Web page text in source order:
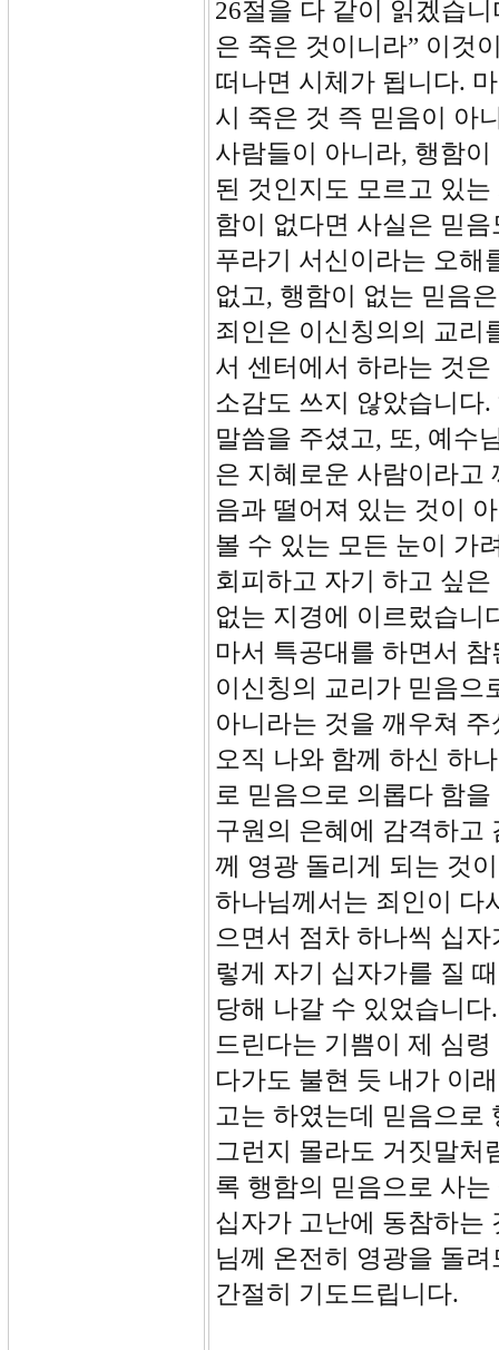
26절을 다 같이 읽겠습
은 죽은 것이니라” 이것
떠나면 시체가 됩니다.
시 죽은 것 즉 믿음이 아
사람들이 아니라, 행함
된 것인지도 모르고 있
함이 없다면 사실은 믿
푸라기 서신이라는 오해
없고, 행함이 없는 믿음
죄인은 이신칭의의 교리
서 센터에서 하라는 것
소감도 쓰지 않았습니다.
말씀을 주셨고, 또, 예수
은 지혜로운 사람이라고
음과 떨어져 있는 것이
볼 수 있는 모든 눈이 가
회피하고 자기 하고 싶
없는 지경에 이르렀습니
마서 특공대를 하면서
이신칭의 교리가 믿음으
아니라는 것을 깨우쳐
오직 나와 함께 하신 하
로 믿음으로 의롭다 함
구원의 은혜에 감격하고
께 영광 돌리게 되는 것
하나님께서는 죄인이 다
으면서 점차 하나씩 십
렇게 자기 십자가를 질
당해 나갈 수 있었습니
드린다는 기쁨이 제 심
다가도 불현 듯 내가 이
고는 하였는데 믿음으로
그런지 몰라도 거짓말처
록 행함의 믿음으로 사
십자가 고난에 동참하는
님께 온전히 영광을 돌
간절히 기도드립니다.